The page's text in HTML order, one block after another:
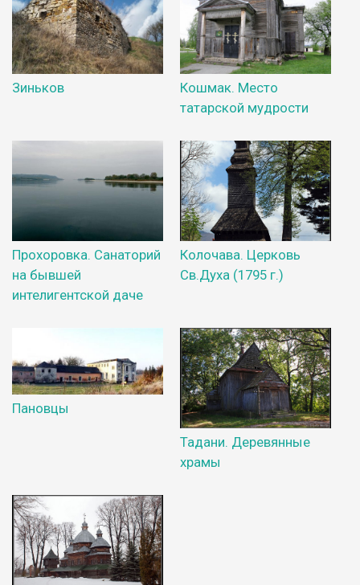
Зиньков
Кошмак. Место
татарской мудрости
Прохоровка. Санаторий
на бывшей
интелигентской даче
Колочава. Церковь
Св.Духа (1795 г.)
Пановцы
Тадани. Деревянные
храмы